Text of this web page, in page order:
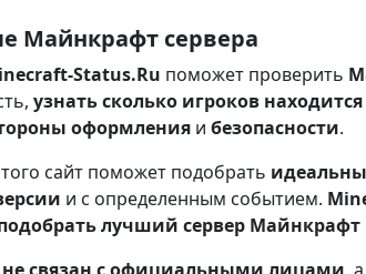
Майнкрафт сервера
Status.Ru поможет проверить
узнать сколько игроков
оформления и безопасности.
сайт поможет подобрать
и с определенным событием.
лучший сервер Майнкрафт